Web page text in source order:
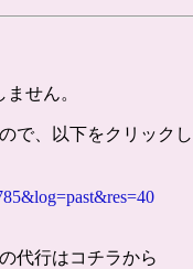
せん。
で、以下をクリックし
代行はコチラから